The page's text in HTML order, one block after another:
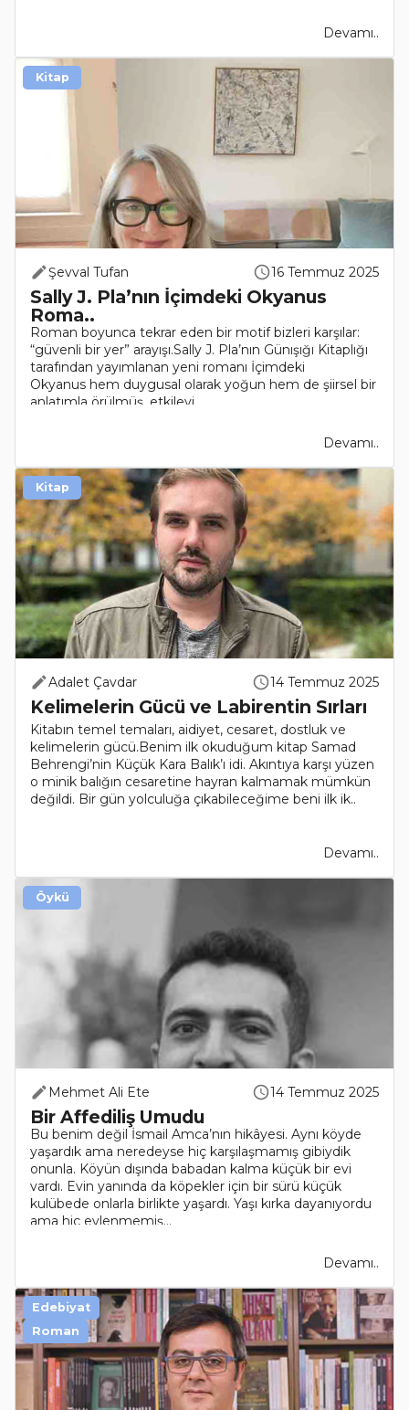
Devamı..
Şevval Tufan 16 Temmuz 2025
Sally J. Pla’nın İçimdeki Okyanus
Roma..
Roman boyunca tekrar eden bir motif bizleri karşılar:
“güvenli bir yer” arayışı.Sally J. Pla’nın Günışığı Kitaplığı
tarafından yayımlanan yeni romanı İçimdeki
Okyanus hem duygusal olarak yoğun hem de şiirsel bir
anlatımla örülmüş, etkileyi..
Devamı..
Kitap
Adalet Çavdar 14 Temmuz 2025
Kelimelerin Gücü ve Labirentin Sırları
Kitabın temel temaları, aidiyet, cesaret, dostluk ve
kelimelerin gücü.Benim ilk okuduğum kitap Samad
Behrengi’nin Küçük Kara Balık’ı idi. Akıntıya karşı yüzen
o minik balığın cesaretine hayran kalmamak mümkün
değildi. Bir gün yolculuğa çıkabileceğime beni ilk ik..
Devamı..
Kitap
Mehmet Ali Ete 14 Temmuz 2025
Bir Affediliş Umudu
Bu benim değil İsmail Amca’nın hikâyesi. Aynı köyde
yaşardık ama neredeyse hiç karşılaşmamış gibiydik
onunla. Köyün dışında babadan kalma küçük bir evi
vardı. Evin yanında da köpekler için bir sürü küçük
kulübede onlarla birlikte yaşardı. Yaşı kırka dayanıyordu
ama hiç evlenmemiş...
Devamı..
Öykü
Edebiyat
Roman